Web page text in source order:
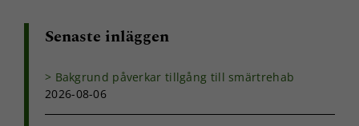
Senaste inläggen
Bakgrund påverkar tillgång till smärtrehab
2026-08-06